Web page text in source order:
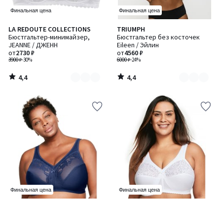
Финальная цена
LA REDOUTE COLLECTIONS
Бюстгальтер-минимайзер,
JEANNE / ДЖЕНН
3900 ₽-30%
от2730 ₽
4,4
/ 5
Количество
цветов:
2
4,4
/
Финальная цена
TRIUMPH
Бюстгальтер без косточек
Eileen / Эйлин
6000 ₽-24%
от4560 ₽
4,4
/ 5
Количество
цветов:
2
4,4
/
Финальная цена Финальная цена